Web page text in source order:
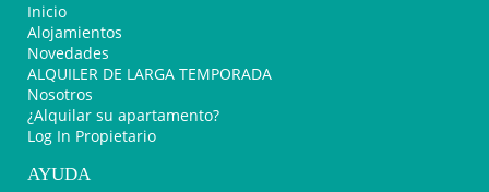
Inicio
Alojamientos
Novedades
ALQUILER DE LARGA TEMPORADA
Nosotros
¿Alquilar su apartamento?
Log In Propietario
AYUDA